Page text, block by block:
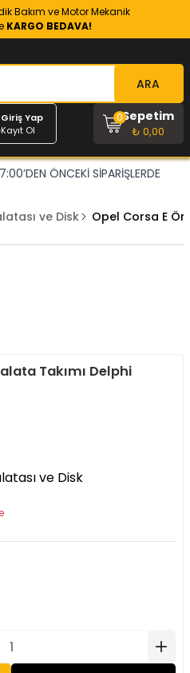
Bakım ve Motor Mekanik
KARGO BEDAVA!
ARA
Giriş Yap
Kayıt Ol
Sepetim
₺ 0,00
0
ÖNCEKİ SİPARİŞLERDE
ve Disk Opel Corsa E
Takımı Delphi
ve Disk